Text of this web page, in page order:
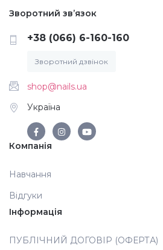
Дезінфекція та стерилізація
Трикутники (каміфубукі)
Наліпки гнучкі лінії
Втирки
Бульонки
Блискітки (пісок для нігтів)
Навчання
Зворотний зв’язок
+38 (066) 6-160-160
Зворотний дзвінок
shop@nails.ua
Україна
Компанія
Навчання
Відгуки
Інформація
ПУБЛІЧНИЙ ДОГОВІР (ОФЕРТА)